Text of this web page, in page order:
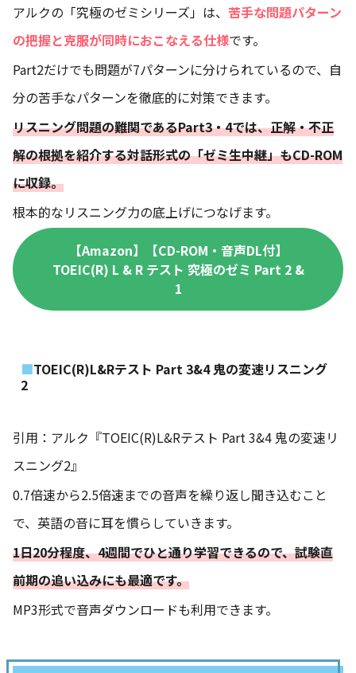
アルクの「究極のゼミシリーズ」は、 苦手な問題パターン
の把握と克服が同時におこなえる仕様です。
Part2だけでも問題が7パターンに分けられているので、自
分の苦手なパターンを徹底的に対策できます。
リスニング問題の難関であるPart3・4では、正解・不正
解の根拠を紹介する対話形式の「ゼミ生中継」もCD-ROM
に収録。
根本的なリスニング力の底上げにつなげます。
【Amazon】【CD-ROM・音声DL付】
TOEIC(R) L & R テスト 究極のゼミ Part 2 &
1
TOEIC(R)L&Rテスト Part 3&4 鬼の変速リスニング
2
引用：アルク『TOEIC(R)L&Rテスト Part 3&4 鬼の変速リ
スニング2』
0.7倍速から2.5倍速までの音声を繰り返し聞き込むこと
で、英語の音に耳を慣らしていきます。
1日20分程度、4週間でひと通り学習できるので、試験直
前期の追い込みにも最適です。
MP3形式で音声ダウンロードも利用できます。